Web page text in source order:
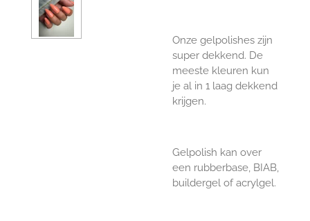
Onze gelpolishes zijn
super dekkend. De
meeste kleuren kun
je al in 1 laag dekkend
krijgen.
Gelpolish kan over
een rubberbase, BIAB,
buildergel of acrylgel.